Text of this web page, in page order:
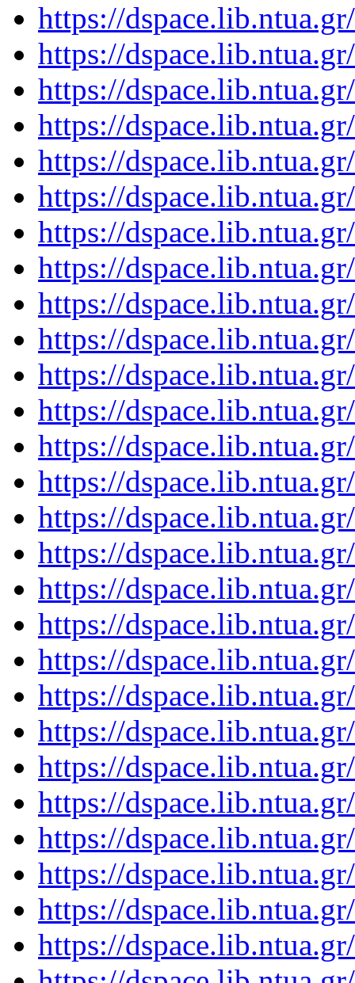
https://
https://
https://
https://
https://
https://
https://
https://
https://
https://
https://
https://
https://
https://
https://
https://
https://
https://
https://
https://
https://
https://
https://
https://
https://
https://
https://